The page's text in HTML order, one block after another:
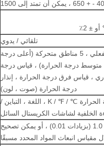
تلقائي / يدوي
10 نقاط متحركة في الوقت الفعلي ، 5 مناطق متحركة (أعلى درجة
متوسط ​​درجة الحرارة) ، قياس درجة
، قياس فرق درجة الحرارة ، إنذار
درجة الحرارة (صوت ، لون)
التاريخ / الوقت ، وحدة درجة الحرارة ℃ / ℉ / K ، اللغة ، التباين /
الخلفية لشاشات الكريستال السائل
يمكن ضبط الانبعاثية من 0.01 إلى 1.0 (بزيادات 0.01) ، أو يمكن تصحيح
مقياس انبعاث المواد المحدد مسبقًا